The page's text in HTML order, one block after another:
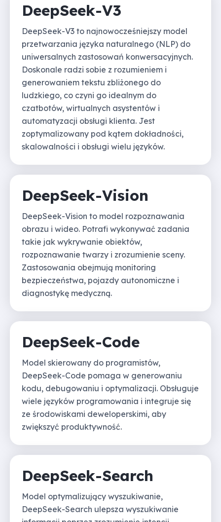
DeepSeek-V3
DeepSeek-V3 to najnowocześniejszy model
przetwarzania języka naturalnego (NLP) do
uniwersalnych zastosowań konwersacyjnych.
Doskonale radzi sobie z rozumieniem i
generowaniem tekstu zbliżonego do
ludzkiego, co czyni go idealnym do
czatbotów, wirtualnych asystentów i
automatyzacji obsługi klienta. Jest
zoptymalizowany pod kątem dokładności,
skalowalności i obsługi wielu języków.
DeepSeek-Vision
DeepSeek-Vision to model rozpoznawania
obrazu i wideo. Potrafi wykonywać zadania
takie jak wykrywanie obiektów,
rozpoznawanie twarzy i zrozumienie sceny.
Zastosowania obejmują monitoring
bezpieczeństwa, pojazdy autonomiczne i
diagnostykę medyczną.
DeepSeek-Code
Model skierowany do programistów,
DeepSeek-Code pomaga w generowaniu
kodu, debugowaniu i optymalizacji. Obsługuje
wiele języków programowania i integruje się
ze środowiskami deweloperskimi, aby
zwiększyć produktywność.
DeepSeek-Search
Model optymalizujący wyszukiwanie,
DeepSeek-Search ulepsza wyszukiwanie